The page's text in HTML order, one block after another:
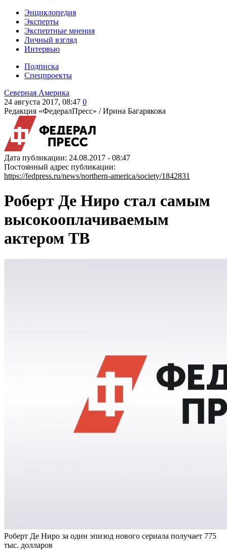
Энциклопедия
Эксперты
Экспертные мнения
Личный взгляд
Интервью
Подписка
Спецпроекты
Северная Америка
24 августа 2017, 08:47 0
Редакция «ФедералПресс» /Ирина Багарякова
Дата публикации: 24.08.2017 - 08:47
Постоянный адрес публикации:
https://fedpress.ru/news/northern-america/society/1842831
Роберт Де Ниро стал самым
высокооплачиваемым
актером ТВ
Роберт Де Ниро за один эпизод нового сериала получает 775
тыс. долларов